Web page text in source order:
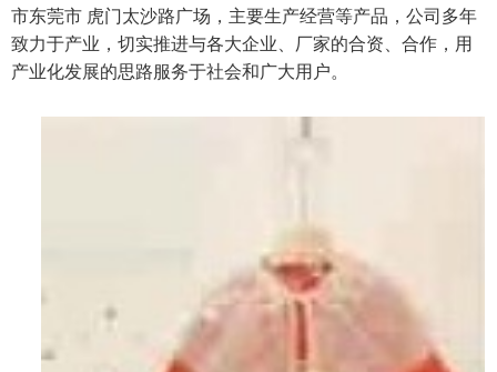
市东莞市 虎门太沙路广场，主要生产经营等产品，公司多年
致力于产业，切实推进与各大企业、厂家的合资、合作，用
产业化发展的思路服务于社会和广大用户。